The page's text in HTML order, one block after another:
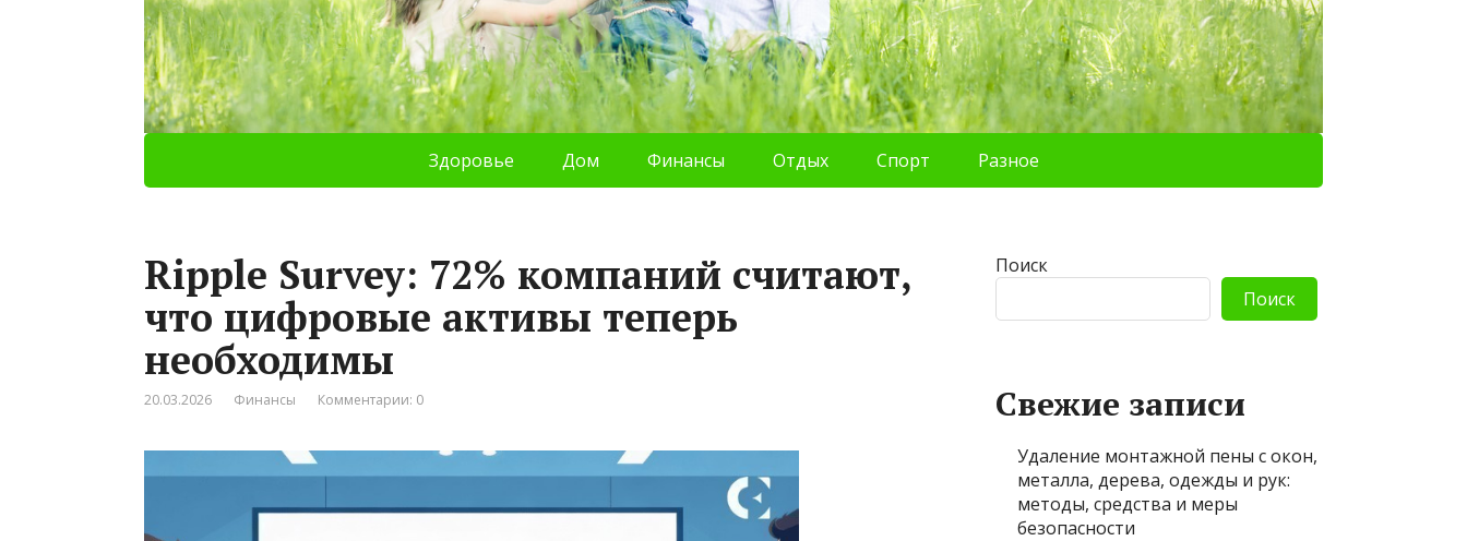
Здоровье Дом Финансы Отдых Спорт Разное
Ripple Survey: 72% компаний считают,
что цифровые активы теперь
необходимы
20.03.2026 Финансы Комментарии: 0
Поиск
Поиск
Свежие записи
Удаление монтажной пены с окон,
металла, дерева, одежды и рук:
методы, средства и меры
безопасности